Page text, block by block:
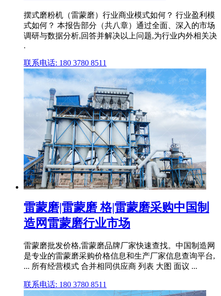
摆式磨粉机（雷蒙磨）行业商业模式如何？ 行业盈利模
式如何？ 本报告部分（共八章）通过全面、深入的市场
调研与数据分析,回答并解决以上问题,为行业内外相关决
.
联系电话: 180 3780 8511
雷蒙磨|雷蒙磨 格|雷蒙磨采购中国制
造网雷蒙磨行业市场
雷蒙磨批发价格,雷蒙磨品牌厂家快速查找。中国制造网
是专业的雷蒙磨采购价格信息和生产厂家信息查询平台,
... 所有经营模式 合并相同供应商 列表 大图 面议 ...
联系电话: 180 3780 8511